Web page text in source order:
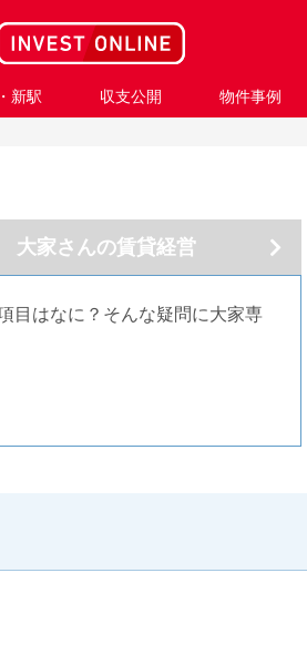
新駅 収支公開 物件事例
大家さんの賃貸経営
目はなに？そんな疑問に大家専